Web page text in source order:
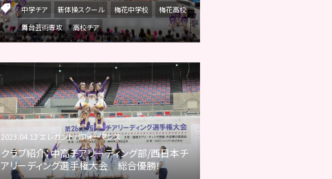
中学チア 新体操スクール 梅花中学校
梅花高校
舞台芸術専攻
高校チア
2023.04.12 エレガントパフォーマンス
クラブ紹介：中高チアリーディング部/西日本チ
アリーディング選手権大会 総合優勝！